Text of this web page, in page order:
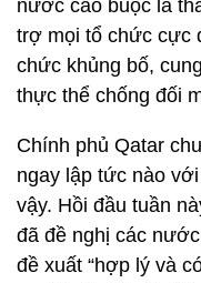
nước cáo buộc là
trợ mọi tổ chức cực
chức khủng bố,
thực thể chống đối
Chính phủ Qatar
ngay lập tức nào
vậy. Hồi đầu tuần
đã đề nghị các
đề xuất “hợp lý và